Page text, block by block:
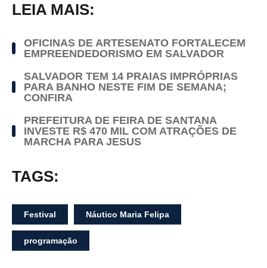
LEIA MAIS:
OFICINAS DE ARTESENATO FORTALECEM
EMPREENDEDORISMO EM SALVADOR
SALVADOR TEM 14 PRAIAS IMPRÓPRIAS
PARA BANHO NESTE FIM DE SEMANA;
CONFIRA
PREFEITURA DE FEIRA DE SANTANA
INVESTE R$ 470 MIL COM ATRAÇÕES DE
MARCHA PARA JESUS
TAGS:
Festival Náutico Maria Felipa
programação